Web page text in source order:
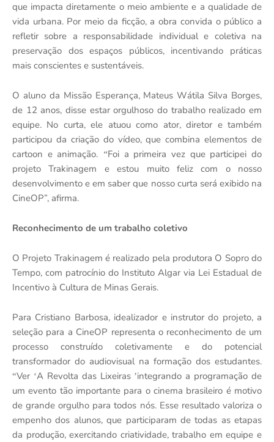
que impacta diretamente o meio ambiente e a qualidade de
vida urbana. Por meio da ficção, a obra convida o público a
refletir sobre a responsabilidade individual e coletiva na
preservação dos espaços públicos, incentivando práticas
mais conscientes e sustentáveis.
O aluno da Missão Esperança, Mateus Wátila Silva Borges,
de 12 anos, disse estar orgulhoso do trabalho realizado em
equipe. No curta, ele atuou como ator, diretor e também
participou da criação do vídeo, que combina elementos de
cartoon e animação. “Foi a primeira vez que participei do
projeto Trakinagem e estou muito feliz com o nosso
desenvolvimento eem saber que nosso curta será exibido na
CineOP”, afirma.
Reconhecimento de um trabalho coletivo
O Projeto Trakinagem é realizado pela produtora O Sopro do
Tempo, com patrocínio do Instituto Algar via Lei Estadual de
Incentivo à Cultura de Minas Gerais.
Para Cristiano Barbosa, idealizador e instrutor do projeto, a
seleção para a CineOP representa o reconhecimento de um
processo construído coletivamente e do potencial
transformador do audiovisual na formação dos estudantes.
“Ver ‘A Revolta das Lixeiras’integrando a programação de
um evento tão importante para o cinema brasileiro é motivo
de grande orgulho para todos nós. Esse resultado valoriza o
empenho dos alunos, que participaram de todas as etapas
da produção, exercitando criatividade, trabalho em equipe e